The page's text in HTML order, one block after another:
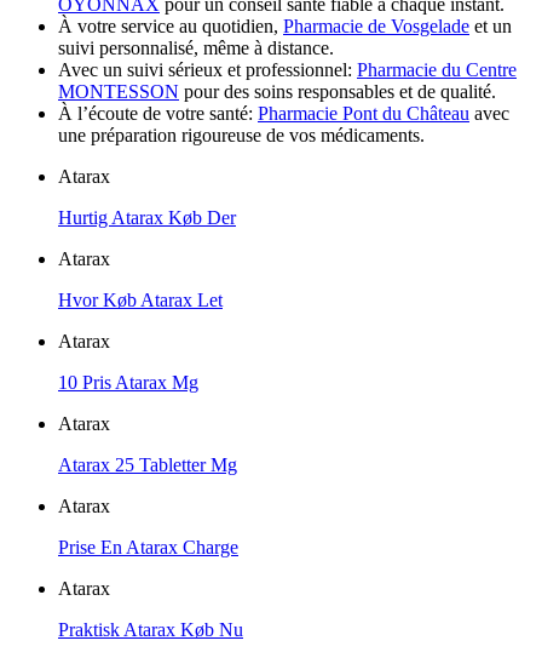
À votre service au quotidien, Pharmacie de Vosgelade et un
suivi personnalisé, même à distance.
Avec un suivi sérieux et professionnel: Pharmacie du Centre
MONTESSON pour des soins responsables et de qualité.
À l’écoute de votre santé: Pharmacie Pont du Château avec
une préparation rigoureuse de vos médicaments.
Atarax
Hurtig Atarax Køb Der
Atarax
Hvor Køb Atarax Let
Atarax
10 Pris Atarax Mg
Atarax
Atarax 25 Tabletter Mg
Atarax
Prise En Atarax Charge
Atarax
Praktisk Atarax Køb Nu